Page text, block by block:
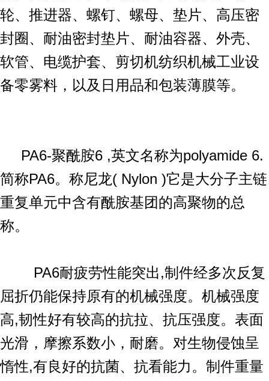
轮、推进器、螺钉、螺母、垫片、高压密
封圈、耐油密封垫片、耐油容器、外壳、
软管、电缆护套、剪切机纺织机械工业设
备零雾料，以及日用品和包装薄膜等。
PA6-聚酰胺6 ,英文名称为polyamide 6.
简称PA6。称尼龙( Nylon )它是大分子主链
重复单元中含有酰胺基团的高聚物的总
称。
PA6耐疲劳性能突出,制件经多次反复
屈折仍能保持原有的机械强度。机械强度
高,韧性好有较高的抗拉、抗压强度。表面
光滑，摩擦系数小，耐磨。对生物侵蚀呈
惰性,有良好的抗菌、抗看能力。制件重量